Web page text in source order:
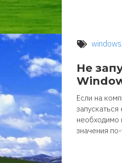
Не
Если на
необходимо
значения